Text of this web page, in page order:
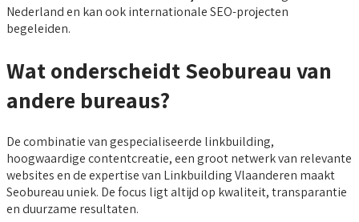
Nederland en kan ook internationale SEO-projecten
begeleiden.
Wat onderscheidt Seobureau van
andere bureaus?
De combinatie van gespecialiseerde linkbuilding,
hoogwaardige contentcreatie, een groot netwerk van relevante
websites en de expertise van Linkbuilding Vlaanderen maakt
Seobureau uniek. De focus ligt altijd op kwaliteit, transparantie
en duurzame resultaten.